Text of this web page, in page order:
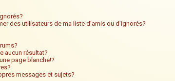
des utilisateurs de ma liste d’amis ou d’ignorés?
aucun résultat?
page blanche!?
messages et sujets?